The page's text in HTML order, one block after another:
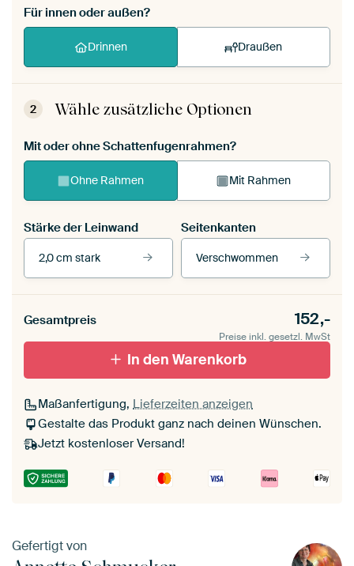
Für innen oder außen?
Drinnen Draußen
2 Wähle zusätzliche Optionen
Mit oder ohne Schattenfugenrahmen?
Ohne Rahmen Mit Rahmen
Stärke der Leinwand
2,0 cm stark
Seitenkanten
Verschwommen
Mit Schattenfugenrahmen,
schwarz
Mit Schattenfugenrahmen,
weiß
Leinwand für
Seitenkanten
Gesamtpreis 152,-
Preise inkl. gesetzl. MwSt
In den Warenkorb
Maßanfertigung, Lieferzeiten anzeigen
Gestalte das Produkt ganz nach deinen Wünschen.
Jetzt kostenloser Versand!
Gefertigt von